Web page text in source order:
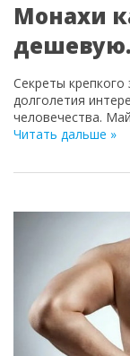
Монахи
Секреты
долголетия
человечества.
Читать дальше »